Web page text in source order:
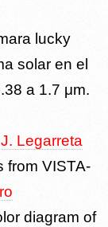
lucky
solar en el
a 1.7 μm.
J. Legarreta
from VISTA-
diagram of